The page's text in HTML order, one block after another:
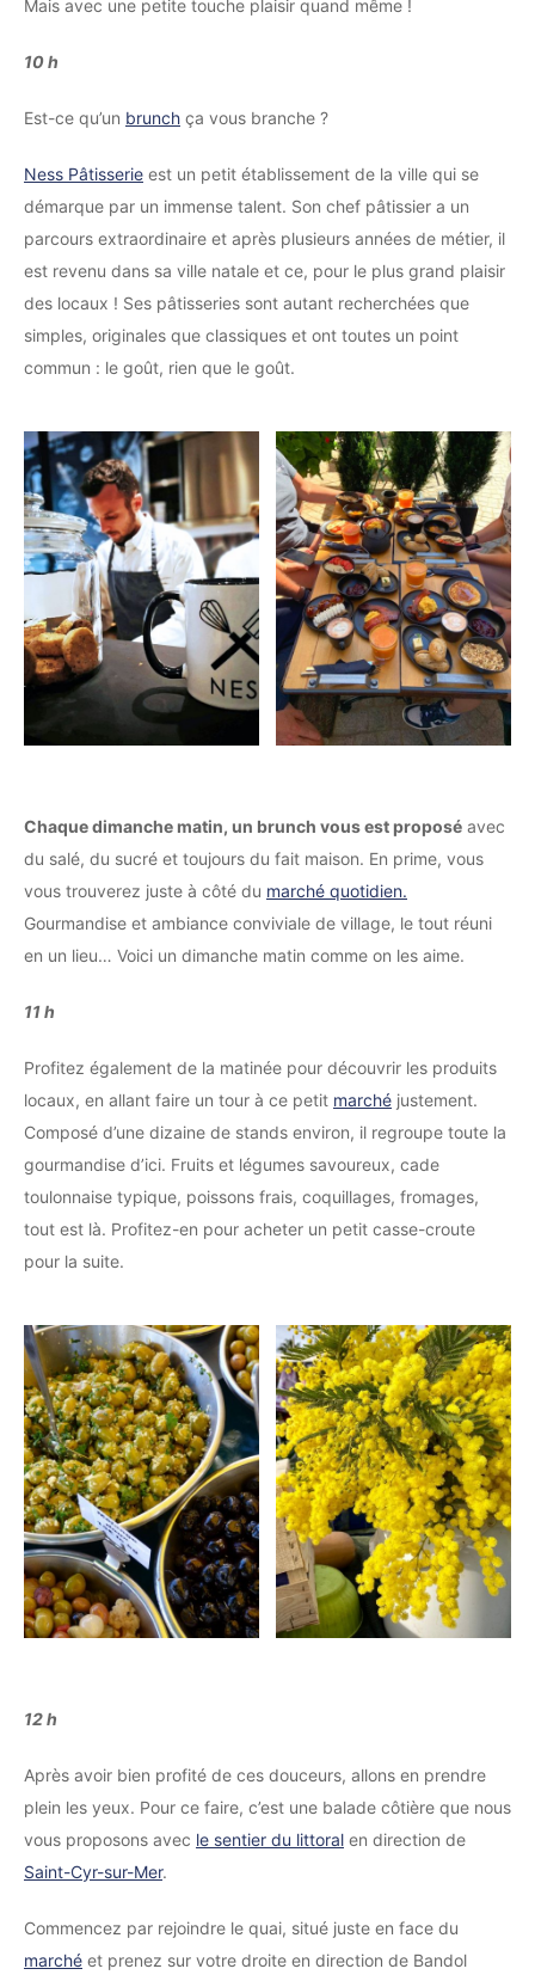
Mais avec une petite touche plaisir quand même !
10 h
Est-ce qu’un brunch ça vous branche ?
Ness Pâtisserie est un petit établissement de la ville qui se
démarque par un immense talent. Son chef pâtissier a un
parcours extraordinaire et après plusieurs années de métier, il
est revenu dans sa ville natale et ce, pour le plus grand plaisir
des locaux ! Ses pâtisseries sont autant recherchées que
simples, originales que classiques et ont toutes un point
commun : le goût, rien que le goût.
Chaque dimanche matin, un brunch vous est proposé avec
du salé, du sucré et toujours du fait maison. En prime, vous
vous trouverez juste à côté du marché quotidien.
Gourmandise et ambiance conviviale de village, le tout réuni
en un lieu… Voici un dimanche matin comme on les aime.
11 h
Profitez également de la matinée pour découvrir les produits
locaux, en allant faire un tour à ce petit marché justement.
Composé d’une dizaine de stands environ, il regroupe toute la
gourmandise d’ici. Fruits et légumes savoureux, cade
toulonnaise typique, poissons frais, coquillages, fromages,
tout est là. Profitez-en pour acheter un petit casse-croute
pour la suite.
12 h
Après avoir bien profité de ces douceurs, allons en prendre
plein les yeux. Pour ce faire, c’est une balade côtière que nous
vous proposons avec le sentier du littoral en direction de
Saint-Cyr-sur-Mer.
Commencez par rejoindre le quai, situé juste en face du
marché et prenez sur votre droite en direction de Bandol